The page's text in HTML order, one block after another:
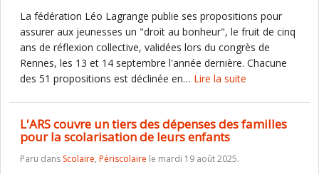
La fédération Léo Lagrange publie ses propositions pour
assurer aux jeunesses un "droit au bonheur", le fruit de cinq
ans de réflexion collective, validées lors du congrès de
Rennes, les 13 et 14 septembre l'année dernière. Chacune
des 51 propositions est déclinée en… Lire la suite
L'ARS couvre un tiers des dépenses des familles
pour la scolarisation de leurs enfants
Paru dans Scolaire, Périscolaire le mardi 19 août 2025.